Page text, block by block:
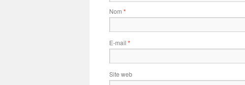
Nom *
E-mail *
Site web